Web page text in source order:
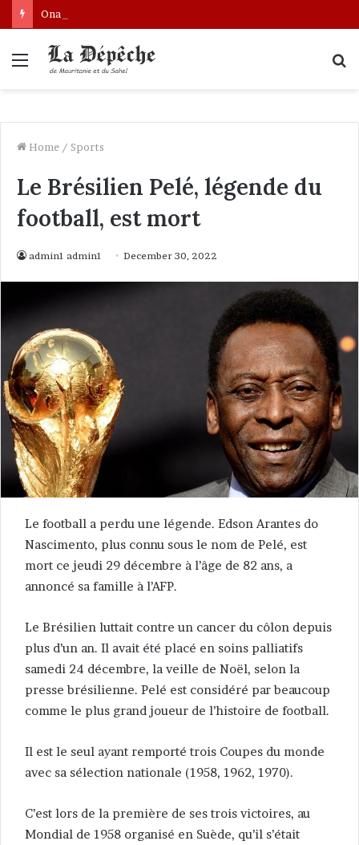
Ona: le nouveau bâtonnier installé
Menu
Home / Sports
Le Brésilien Pelé, légende du
football, est mort
admin1 admin1 December 30, 2022
Le football a perdu une légende. Edson Arantes do
Nascimento, plus connu sous le nom de Pelé, est
mort ce jeudi 29 décembre à l’âge de 82 ans, a
annoncé sa famille à l’AFP.
Le Brésilien luttait contre un cancer du côlon depuis
plus d’un an. Il avait été placé en soins palliatifs
samedi 24 décembre, la veille de Noël, selon la
presse brésilienne. Pelé est considéré par beaucoup
comme le plus grand joueur de l’histoire de football.
Il est le seul ayant remporté trois Coupes du monde
avec sa sélection nationale (1958, 1962, 1970).
C’est lors de la première de ses trois victoires, au
Mondial de 1958 organisé en Suède, qu’il s’était